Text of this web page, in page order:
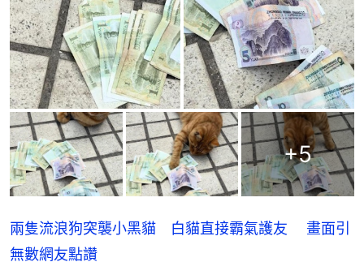
+5
兩隻流浪狗突襲小黑貓 白貓直接霸氣護友 畫面引
無數網友點讚